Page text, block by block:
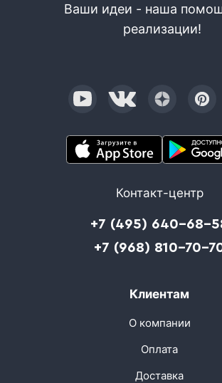
Ваши идеи - наша
реализации!
Контакт-центр
+7 (495) 640-68-
+7 (968) 810-70-
Клиентам
О компании
Оплата
Доставка